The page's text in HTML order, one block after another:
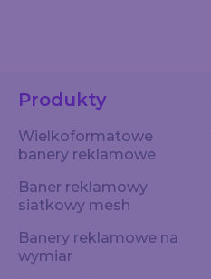
Produkty
Wielkoformatowe
banery reklamowe
Baner reklamowy
siatkowy mesh
Banery reklamowe na
wymiar